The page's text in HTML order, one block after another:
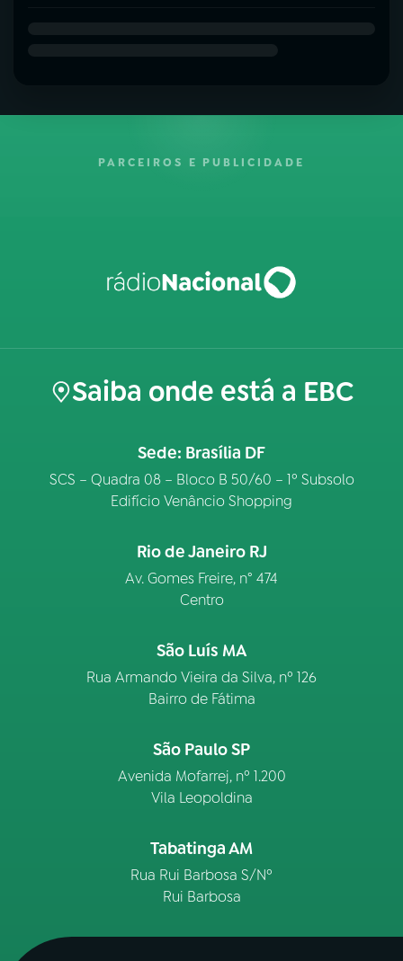
PARCEIROS E PUBLICIDADE
Saiba onde está a EBC
Sede: Brasília DF
SCS – Quadra 08 – Bloco B 50/60 – 1º Subsolo
Edifício Venâncio Shopping
Rio de Janeiro RJ
Av. Gomes Freire, n° 474
Centro
São Luís MA
Rua Armando Vieira da Silva, nº 126
Bairro de Fátima
São Paulo SP
Avenida Mofarrej, nº 1.200
Vila Leopoldina
Tabatinga AM
Rua Rui Barbosa S/Nº
Rui Barbosa